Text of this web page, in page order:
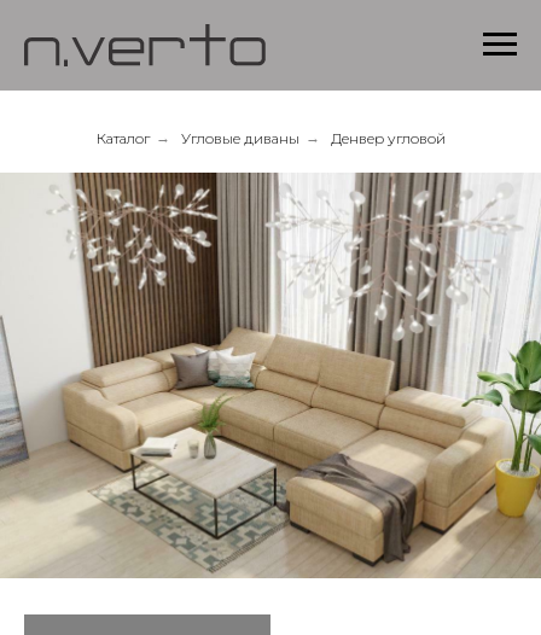
Каталог → Угловые диваны → Денвер угловой